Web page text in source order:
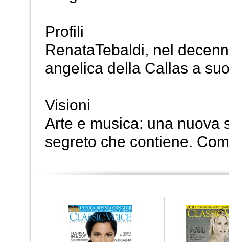
Profili
RenataTebaldi, nel
angelica della Callas a
Visioni
Arte e musica: una nuova
segreto che contiene.